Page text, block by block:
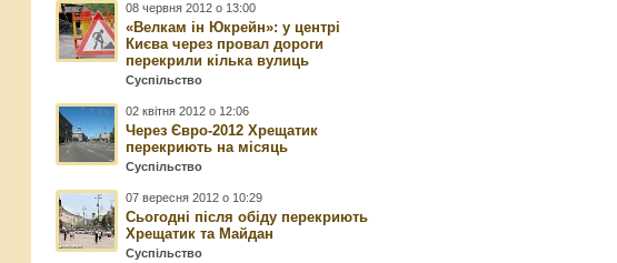
08 червня 2012 о 13:00
«Велкам ін Юкрейн»: у центрі
Києва через провал дороги
перекрили кілька вулиць
Суспільство
02 квітня 2012 о 12:06
Через Євро-2012 Хрещатик
перекриють на місяць
Суспільство
07 вересня 2012 о 10:29
Сьогодні після обіду перекриють
Хрещатик та Майдан
Суспільство